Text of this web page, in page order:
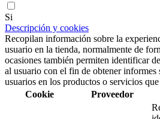
Si
Descripción y cookies
Recopilan información sobre la
usuario en la tienda, normalmente de
ocasiones también permiten identificar
al usuario con el fin de obtener informes
usuarios en los productos o servicios
Cookie
Proveedor